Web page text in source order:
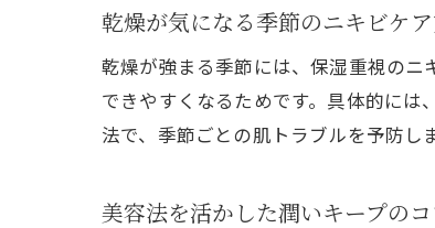
乾燥が気になる季節のニキビケ
乾燥が強まる季節には、保湿重視の
できやすくなるためです。具体的に
法で、季節ごとの肌トラブルを予防し
美容法を活かした潤いキープの